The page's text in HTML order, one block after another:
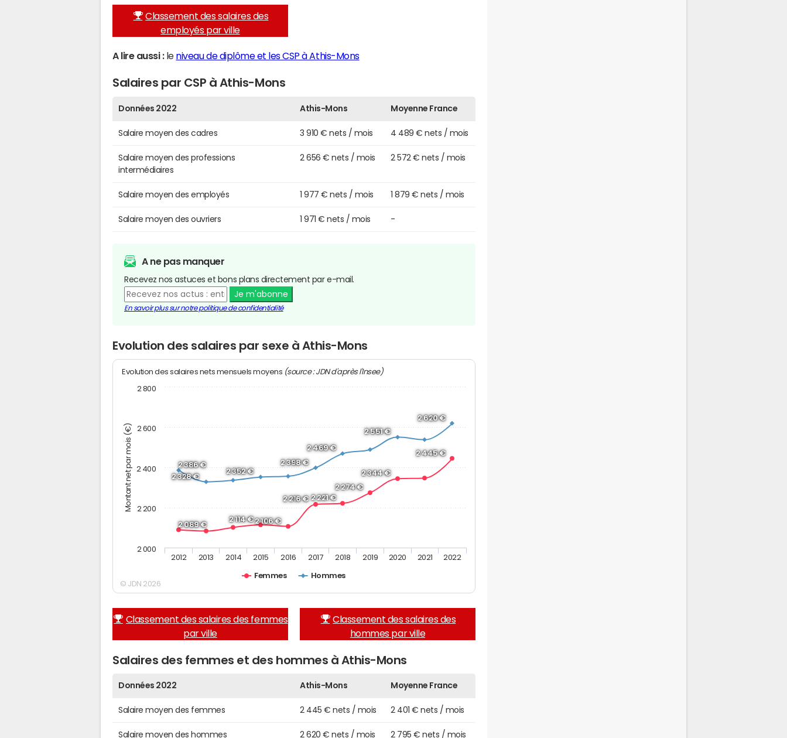
Classement des salaires des
employés par ville
A lire aussi :le niveau de diplôme et les CSP à Athis-Mons
Salaires par CSP à Athis-Mons
Données 2022 Athis-Mons Moyenne France
Salaire moyen des cadres 3 910 € nets / mois 4 489 € nets / mois
Salaire moyen des professions
intermédiaires
2 656 € nets / mois 2 572 € nets / mois
Salaire moyen des employés 1 977 € nets / mois 1 879 € nets / mois
Salaire moyen des ouvriers 1 971 € nets / mois -
A ne pas manquer
Recevez nos astuces et bons plans directement par e-mail.
Je m'abonne
En savoir plus sur notre politique de confidentialité
Evolution des salaires par sexe à Athis-Mons
Montant net par mois (€)
Evolution des salaires nets mensuels moyens (source : JDN d'après l'Insee)
2 089 €
2 114 €2 106 €
2 216 € 2 221 €
2 274 €
2 344 €
2 445 €
2 386 €
2 328 €
2 352 €
2 398 €
2 469 €
2 551 €
2 620 €
Femmes Hommes
2012 2013 2014 2015 2016 2017 2018 2019 2020 2021 2022
2 000
2 200
2 400
2 600
2 800
© JDN 2026
Classement des salaires des femmes
par ville
Classement des salaires des
hommes par ville
Salaires des femmes et des hommes à Athis-Mons
Données 2022 Athis-Mons Moyenne France
Salaire moyen des femmes 2 445 € nets / mois 2 401 € nets / mois
Salaire moyen des hommes 2 620 € nets / mois 2 795 € nets / mois